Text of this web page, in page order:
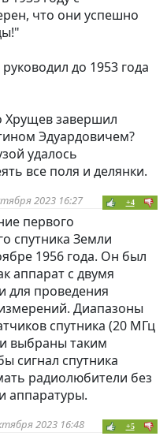
что они успешно
до 1953 года
Хрущев завершил
Эдуардовичем?
удалось
все поля и делянки.
2023 16:27 +4
первого
спутника Земли
1956 года. Он был
аппарат с двумя
для проведения
Диапазоны
спутника (20 МГц
выбраны таким
сигнал спутника
радиолюбители без
аппаратуры.
2023 16:48 +5